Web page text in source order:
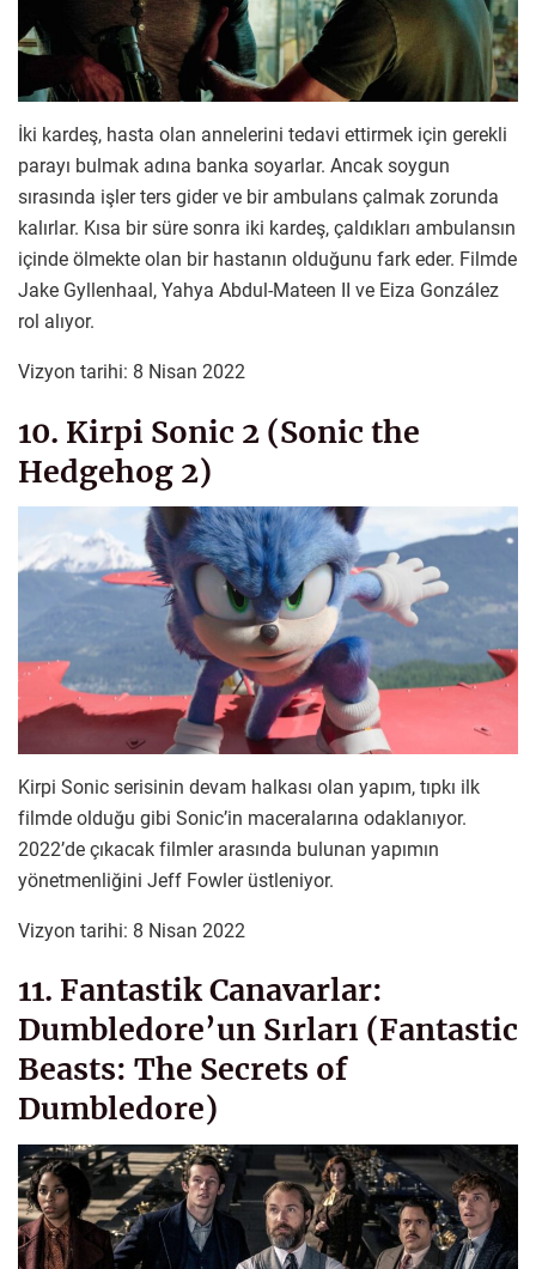
İki kardeş, hasta olan annelerini tedavi ettirmek için gerekli
parayı bulmak adına banka soyarlar. Ancak soygun
sırasında işler ters gider ve bir ambulans çalmak zorunda
kalırlar. Kısa bir süre sonra iki kardeş, çaldıkları ambulansın
içinde ölmekte olan bir hastanın olduğunu fark eder. Filmde
Jake Gyllenhaal, Yahya Abdul-Mateen II ve Eiza González
rol alıyor.
Vizyon tarihi: 8 Nisan 2022
10. Kirpi Sonic 2 (Sonic the
Hedgehog 2)
Kirpi Sonic serisinin devam halkası olan yapım, tıpkı ilk
filmde olduğu gibi Sonic’in maceralarına odaklanıyor.
2022’de çıkacak filmler arasında bulunan yapımın
yönetmenliğini Jeff Fowler üstleniyor.
Vizyon tarihi: 8 Nisan 2022
11. Fantastik Canavarlar:
Dumbledore’un Sırları (Fantastic
Beasts: The Secrets of
Dumbledore)